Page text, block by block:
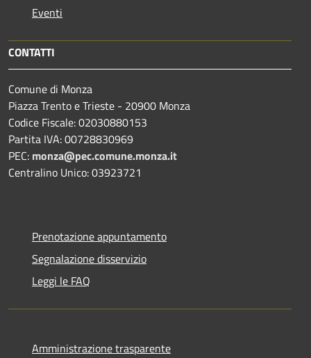
Eventi
CONTATTI
Comune di Monza
Piazza Trento e Trieste - 20900 Monza
Codice Fiscale: 02030880153
Partita IVA: 00728830969
PEC: monza@pec.comune.monza.it
Centralino Unico: 03923721
Prenotazione appuntamento
Segnalazione disservizio
Leggi le FAQ
Amministrazione trasparente